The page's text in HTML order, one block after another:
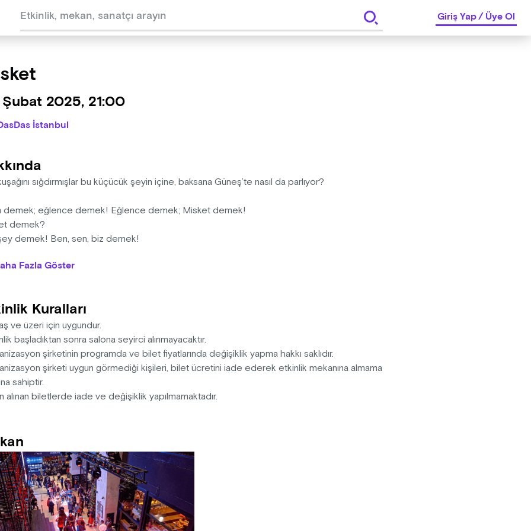
Giriş Yap/Üye Ol
2025, 21:00
İstanbul
sığdırmışlar bu küçücük şeyin içine, baksana Güneş’te nasıl da parlıyor?
demek; eğlence demek! Eğlence demek; Misket demek!
demek?
demek! Ben, sen, biz demek!
mı kıvrak, azıcık da işveli ama bir o kadar kederli
isinde ve pusunda birbirlerini sobelerken,
bakışlarla büyütülemeyen çocukluklarını,
terden, kokudan, zilden, çıngıraktan,
ve askerlikten sonra
aşkla, dostlukla büyütmelerinin hikayesi…
Ablam sürdü!
tırnaklarını yiyorsun ki?
ki!
Turgay Korkmaz
Kayhan Berkin
Yardımcısı: Emre Arslanbek
Fazla Göster
Kuralları
ve üzeri için uygundur.
başladıktan sonra salona seyirci alınmayacaktır.
şirketinin programda ve bilet fiyatlarında değişiklik yapma hakkı saklıdır.
şirketi uygun görmediği kişileri, bilet ücretini iade ederek etkinlik mekanına almama
sahiptir.
alınan biletlerde iade ve değişiklik yapılmamaktadır.